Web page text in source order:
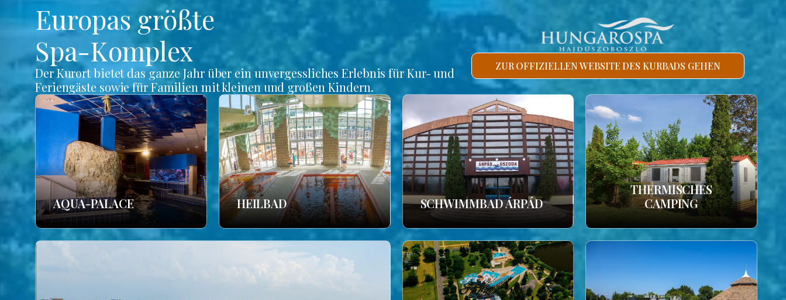
Europas größte
Spa-Komplex
Der Kurort bietet das ganze Jahr über ein unvergessliches Erlebnis für Kur- und
Feriengäste sowie für Familien mit kleinen und großen Kindern.
ZUR OFFIZIELLEN WEBSITE DES KURBADS GEHEN
AQUA-PALACE HEILBAD SCHWIMMBAD ÁRPÁD
THERMISCHES
CAMPING